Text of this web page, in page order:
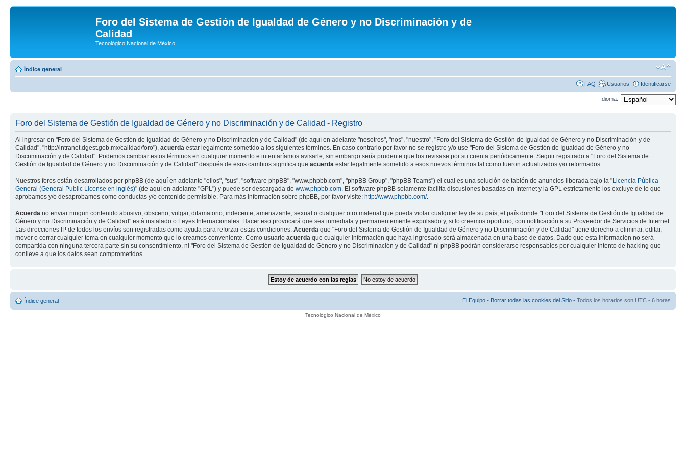
Foro del Sistema de Gestión de Igualdad de Género y no Discriminación y de
Calidad
Tecnológico Nacional de México
Índice general
FAQ Usuarios Identificarse
Idioma:
Foro del Sistema de Gestión de Igualdad de Género y no Discriminación y de Calidad - Registro
Al ingresar en "Foro del Sistema de Gestión de Igualdad de Género y no Discriminación y de Calidad" (de aquí en adelante "nosotros", "nos", "nuestro", "Foro del Sistema de Gestión de Igualdad de Género y no Discriminación y de
Calidad", "http://intranet.dgest.gob.mx/calidad/foro"), acuerda estar legalmente sometido a los siguientes términos. En caso contrario por favor no se registre y/o use "Foro del Sistema de Gestión de Igualdad de Género y no
Discriminación y de Calidad". Podemos cambiar estos términos en cualquier momento e intentaríamos avisarle, sin embargo sería prudente que los revisase por su cuenta periódicamente. Seguir registrado a "Foro del Sistema de
Gestión de Igualdad de Género y no Discriminación y de Calidad" después de esos cambios significa que acuerda estar legalmente sometido a esos nuevos términos tal como fueron actualizados y/o reformados.
Nuestros foros están desarrollados por phpBB (de aquí en adelante "ellos", "sus", "software phpBB", "www.phpbb.com", "phpBB Group", "phpBB Teams") el cual es una solución de tablón de anuncios liberada bajo la "Licencia Pública
General (General Public License en inglés)" (de aquí en adelante "GPL") y puede ser descargada de www.phpbb.com. El software phpBB solamente facilita discusiones basadas en Internet y la GPL estrictamente los excluye de lo que
aprobamos y/o desaprobamos como conductas y/o contenido permisible. Para más información sobre phpBB, por favor visite: http://www.phpbb.com/.
Acuerda no enviar ningun contenido abusivo, obsceno, vulgar, difamatorio, indecente, amenazante, sexual o cualquier otro material que pueda violar cualquier ley de su país, el país donde "Foro del Sistema de Gestión de Igualdad de
Género y no Discriminación y de Calidad" está instalado o Leyes Internacionales. Hacer eso provocará que sea inmediata y permanentemente expulsado y, si lo creemos oportuno, con notificación a su Proveedor de Servicios de Internet.
Las direcciones IP de todos los envíos son registradas como ayuda para reforzar estas condiciones. Acuerda que "Foro del Sistema de Gestión de Igualdad de Género y no Discriminación y de Calidad" tiene derecho a eliminar, editar,
mover o cerrar cualquier tema en cualquier momento que lo creamos conveniente. Como usuario acuerda que cualquier información que haya ingresado será almacenada en una base de datos. Dado que esta información no será
compartida con ninguna tercera parte sin su consentimiento, ni "Foro del Sistema de Gestión de Igualdad de Género y no Discriminación y de Calidad" ni phpBB podrán considerarse responsables por cualquier intento de hacking que
conlleve a que los datos sean comprometidos.
Índice general El Equipo • Borrar todas las cookies del Sitio • Todos los horarios son UTC - 6 horas
Tecnológico Nacional de México